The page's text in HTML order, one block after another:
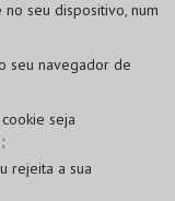
seu dispositivo, num
seu navegador de
seja
rejeita a sua